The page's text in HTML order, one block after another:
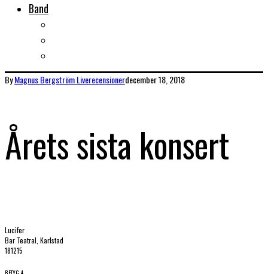
Band
ByMagnus BergströmLiverecensionerdecember 18, 2018
Årets sista konsert
Lucifer
Bar Teatral, Karlstad
181215